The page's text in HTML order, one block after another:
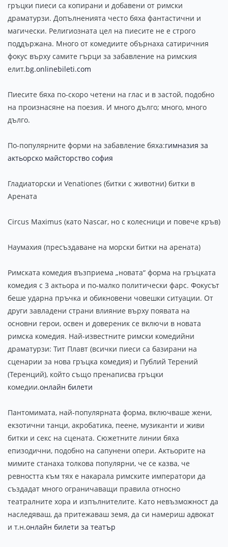
гръцки пиеси са копирани и добавени от римски
драматурзи. Допълненията често бяха фантастични и
магически. Религиозната цел на пиесите не е строго
поддържана. Много от комедиите обърнаха сатиричния
фокус върху самите гърци за забавление на римския
елит.bg.onlinebileti.com
Пиесите бяха по-скоро четени на глас и в застой, подобно
на произнасяне на поезия. И много дълго; много, много
дълго.
По-популярните форми на забавление бяха:гимназия за
актьорско майсторство софия
Гладиаторски и Venationes (битки с животни) битки в
Арената
Circus Maximus (като Nascar, но с колесници и повече кръв)
Наумахия (пресъздаване на морски битки на арената)
Римската комедия възприема „новата“ форма на гръцката
комедия с 3 актьора и по-малко политически фарс. Фокусът
беше ударна пръчка и обикновени човешки ситуации. От
други завладени страни влияние върху появата на
основни герои, освен и довереник се включи в новата
римска комедия. Най-известните римски комедийни
драматурзи: Тит Плавт (всички пиеси са базирани на
сценарии за нова гръцка комедия) и Публий Терений
(Теренций), който също пренаписва гръцки
комедии.онлайн билети
Пантомимата, най-популярната форма, включваше жени,
екзотични танци, акробатика, пеене, музиканти и живи
битки и секс на сцената. Сюжетните линии бяха
епизодични, подобно на сапунени опери. Актьорите на
мимите станаха толкова популярни, че се казва, че
ревността към тях е накарала римските императори да
създадат много ограничаващи правила относно
театралните хора и изпълнителите. Като невъзможност да
наследяваш, да притежаваш земя, да си намериш адвокат
и т.н.онлайн билети за театър